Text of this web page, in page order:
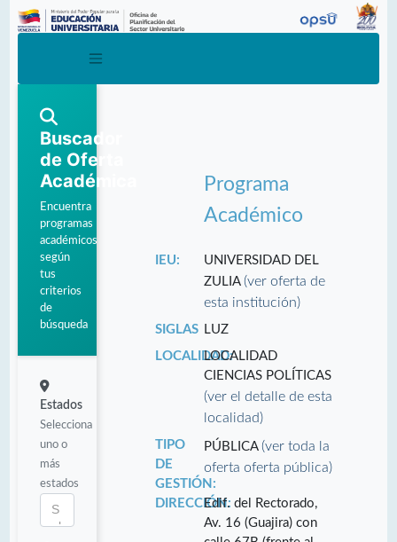
Buscador
de Oferta
Académica
Encuentra
programas
académicos
según
tus
criterios
de
búsqueda
Estados
Selecciona
uno o
más
estados
Programa
Académico
IEU:
UNIVERSIDAD DEL
ZULIA(ver oferta de
esta institución)
SIGLAS
LUZ
LOCALIDAD:LOCALIDAD
CIENCIAS POLÍTICAS
(ver el detalle de esta
localidad)
TIPO
DE
GESTIÓN:
PÚBLICA(ver toda la
oferta oferta pública)
DIRECCIÓN:Edif. del Rectorado,
Av. 16 (Guajira) con